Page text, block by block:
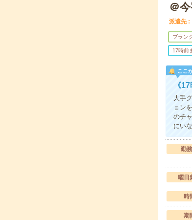
＠
派遣先
ブラン
17時前
ここ
《
大手
ョン
のチ
にい
勤
曜日
時
期